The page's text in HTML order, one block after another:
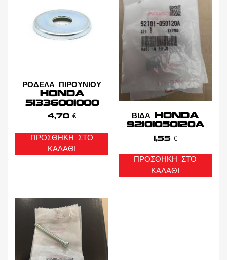
ΡΟΔΕΛΑ ΠΙΡΟΥΝΙΟΥ
HONDA
51336001000
4,70 €
ΠΡΟΣΘΉΚΗ ΣΤΟ
ΚΑΛΆΘΙ
ΒΙΔΑ HONDA
92101050120A
1,55 €
ΠΡΟΣΘΉΚΗ ΣΤΟ
ΚΑΛΆΘΙ